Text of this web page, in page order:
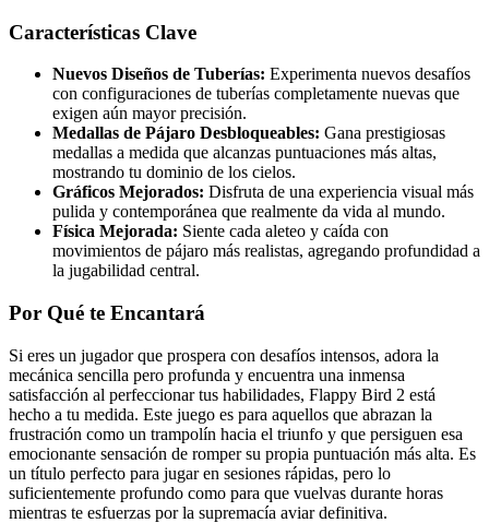
Características Clave
Nuevos Diseños de Tuberías: Experimenta nuevos desafíos
con configuraciones de tuberías completamente nuevas que
exigen aún mayor precisión.
Medallas de Pájaro Desbloqueables: Gana prestigiosas
medallas a medida que alcanzas puntuaciones más altas,
mostrando tu dominio de los cielos.
Gráficos Mejorados: Disfruta de una experiencia visual más
pulida y contemporánea que realmente da vida al mundo.
Física Mejorada: Siente cada aleteo y caída con
movimientos de pájaro más realistas, agregando profundidad a
la jugabilidad central.
Por Qué te Encantará
Si eres un jugador que prospera con desafíos intensos, adora la
mecánica sencilla pero profunda y encuentra una inmensa
satisfacción al perfeccionar tus habilidades, Flappy Bird 2 está
hecho a tu medida. Este juego es para aquellos que abrazan la
frustración como un trampolín hacia el triunfo y que persiguen esa
emocionante sensación de romper su propia puntuación más alta. Es
un título perfecto para jugar en sesiones rápidas, pero lo
suficientemente profundo como para que vuelvas durante horas
mientras te esfuerzas por la supremacía aviar definitiva.